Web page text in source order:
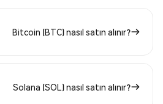
Bitcoin (BTC) nasıl satın alınır?
Solana (SOL) nasıl satın alınır?